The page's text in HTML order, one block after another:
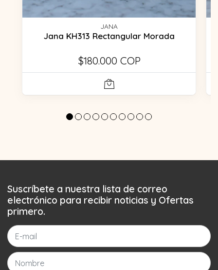
JANA
Jana KH313 Rectangular Morada
$180.000 COP
Suscríbete a nuestra lista de correo
electrónico para recibir noticias y Ofertas
primero.